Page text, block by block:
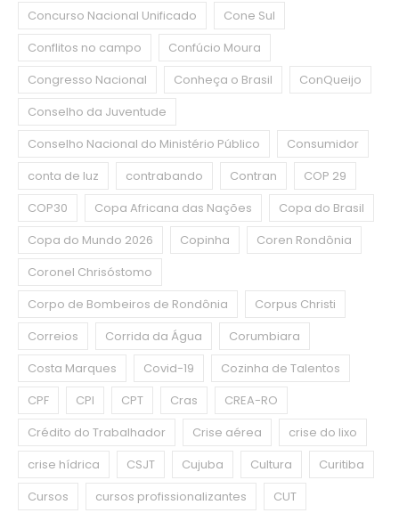
Concurso Nacional Unificado
Cone Sul
Conflitos no campo
Confúcio Moura
Congresso Nacional
Conheça o Brasil
ConQueijo
Conselho da Juventude
Conselho Nacional do Ministério Público
Consumidor
conta de luz
contrabando Contran
COP 29
COP30
Copa Africana das Nações
Copa do Brasil
Copa do Mundo 2026
Copinha
Coren Rondônia
Coronel Chrisóstomo
Corpo de Bombeiros de Rondônia
Corpus Christi
Correios
Corrida da Água
Corumbiara
Costa Marques
Covid-19
Cozinha de Talentos
CPF
CPI CPT Cras
CREA-RO
Crédito do Trabalhador
Crise aérea
crise do lixo
crise hídrica
CSJT Cujuba Cultura
Curitiba
Cursos
cursos profissionalizantes
CUT